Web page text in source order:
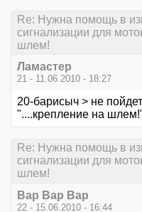
Re: Нужна помощь в
сигнализации для
шлем!
Ламастер
21 - 11.06.2010 - 18:27
20-барисыч > не
"....крепление на
Re: Нужна помощь в
сигнализации для
шлем!
Вар Вар Вар
22 - 15.06.2010 - 16:44